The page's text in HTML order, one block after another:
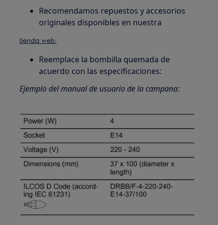
Recomendamos repuestos y accesorios
originales disponibles en nuestra
tienda web.
Reemplace la bombilla quemada de
acuerdo con las especificaciones:
Ejemplo del manual de usuario de la campana: